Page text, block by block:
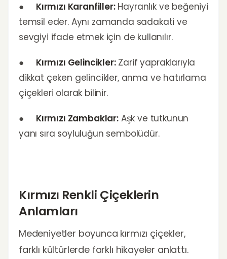
● Kırmızı Karanfiller:Hayranlık ve beğeniyi
temsil eder. Aynı zamanda sadakati ve
sevgiyi ifade etmek için de kullanılır.
● Kırmızı Gelincikler:Zarif yapraklarıyla
dikkat çeken gelincikler, anma ve hatırlama
çiçekleri olarak bilinir.
● Kırmızı Zambaklar:Aşk ve tutkunun
yanı sıra soyluluğun sembolüdür.
Kırmızı Renkli Çiçeklerin
Anlamları
Medeniyetler boyunca kırmızı çiçekler,
farklı kültürlerde farklı hikayeler anlattı.